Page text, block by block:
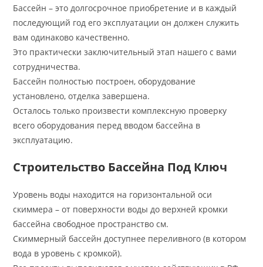
Бассейн – это долгосрочное приобретение и в каждый
последующий год его эксплуатации он должен служить
вам одинаково качественно.
Это практически заключительный этап нашего с вами
сотрудничества.
Бассейн полностью построен, оборудование
установлено, отделка завершена.
Осталось только произвести комплексную проверку
всего оборудования перед вводом бассейна в
эксплуатацию.
Строительство Бассейна Под Ключ
Уровень воды находится на горизонтальной оси
скиммера – от поверхности воды до верхней кромки
бассейна свободное пространство см.
Скиммерный бассейн доступнее переливного (в котором
вода в уровень с кромкой).